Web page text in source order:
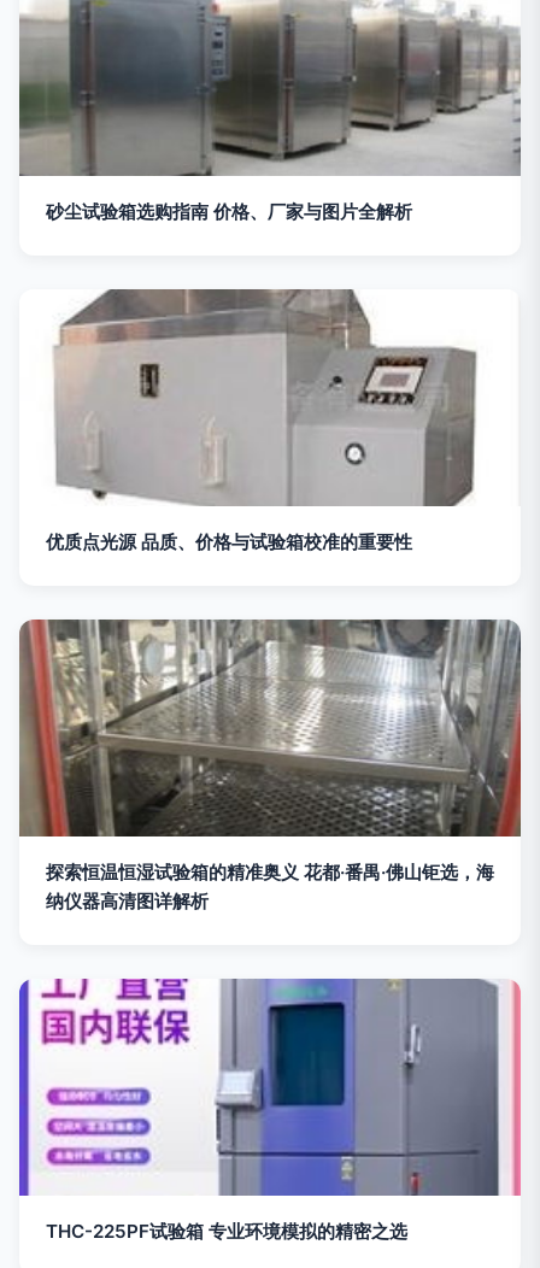
砂尘试验箱选购指南 价格、厂家与图片全解析
优质点光源 品质、价格与试验箱校准的重要性
探索恒温恒湿试验箱的精准奥义 花都·番禺·佛山钜选，海
纳仪器高清图详解析
THC-225PF试验箱 专业环境模拟的精密之选